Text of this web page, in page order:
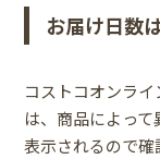
お届け日数
コストコオンラ
は、商品によっ
表示されるので